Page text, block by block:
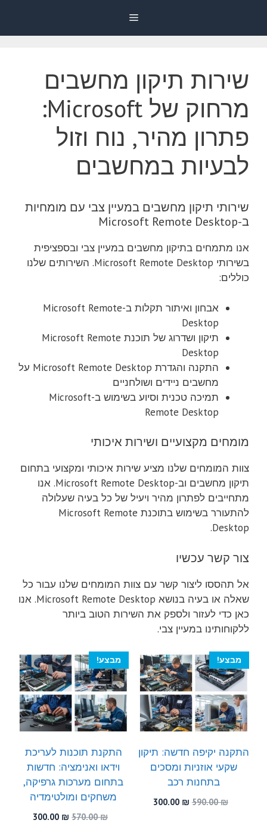
Menu
שירות תיקון מחשבים
מרחוק של Microsoft:
פתרון מהיר, נוח וזול
לבעיות במחשבים
שירותי תיקון מחשבים במעיין צבי עם מומחיות
ב-Microsoft Remote Desktop
אנו מתמחים בתיקון מחשבים במעיין צבי ובספציפית
בשירותי Microsoft Remote Desktop. השירותים שלנו
כוללים:
אבחון ואיתור תקלות ב-Microsoft Remote
Desktop
תיקון ושדרוג של תוכנת Microsoft Remote
Desktop
התקנה והגדרת Microsoft Remote Desktop על
מחשבים ניידים ושולחניים
תמיכה טכנית וסיוע בשימוש ב-Microsoft
Remote Desktop
מומחים מקצועיים ושירות איכותי
צוות המומחים שלנו מציע שירות איכותי ומקצועי בתחום
תיקון מחשבים וב-Microsoft Remote Desktop. אנו
מתחייבים לפתרון מהיר ויעיל של כל בעיה שעלולה
להתעורר בשימוש בתוכנת Microsoft Remote
Desktop.
צור קשר עכשיו
אל תהססו ליצור קשר עם צוות המומחים שלנו עבור כל
שאלה או בעיה בנושא Microsoft Remote Desktop. אנו
כאן כדי לעזור ולספק את השירות הטוב ביותר
ללקוחותינו במעיין צבי.
מבצע!
התקנה יקיפה חדשה: תיקון
שקעי אוזניות ומסכים
בתחנות רכב
590.00₪
המחיר
300.00 ₪
מבצע!
התקנת תוכנות לעריכת
וידאו ואנימציה: חדשות
בתחום מערכות גרפיקה,
משחקים ומולטימדיה
570.00₪
המחיר
300.00 ₪
המחיר